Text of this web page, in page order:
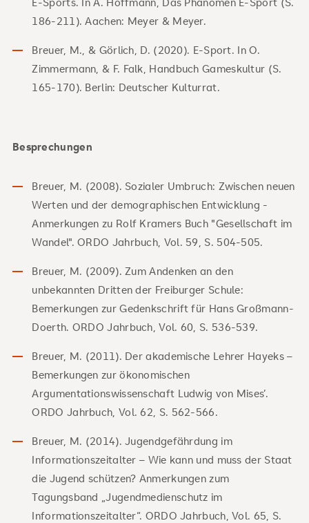
186-211). Aachen: Meyer & Meyer.
Breuer, M., & Görlich, D. (2020). E-Sport. In O.
Zimmermann, & F. Falk, Handbuch Gameskultur (S.
165-170). Berlin: Deutscher Kulturrat.
Besprechungen
Breuer, M. (2008). Sozialer Umbruch: Zwischen neuen
Werten und der demographischen Entwicklung -
Anmerkungen zu Rolf Kramers Buch "Gesellschaft im
Wandel". ORDO Jahrbuch, Vol. 59, S. 504-505.
Breuer, M. (2009). Zum Andenken an den
unbekannten Dritten der Freiburger Schule:
Bemerkungen zur Gedenkschrift für Hans Großmann-
Doerth. ORDO Jahrbuch, Vol. 60, S. 536-539.
Breuer, M. (2011). Der akademische Lehrer Hayeks –
Bemerkungen zur ökonomischen
Argumentationswissenschaft Ludwig von Mises’.
ORDO Jahrbuch, Vol. 62, S. 562-566.
Breuer, M. (2014). Jugendgefährdung im
Informationszeitalter – Wie kann und muss der Staat
die Jugend schützen? Anmerkungen zum
Tagungsband „Jugendmedienschutz im
Informationszeitalter“. ORDO Jahrbuch, Vol. 65, S.